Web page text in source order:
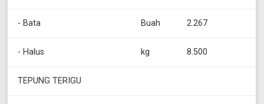
- Bata Buah 2.267
- Halus kg 8.500
TEPUNG TERIGU